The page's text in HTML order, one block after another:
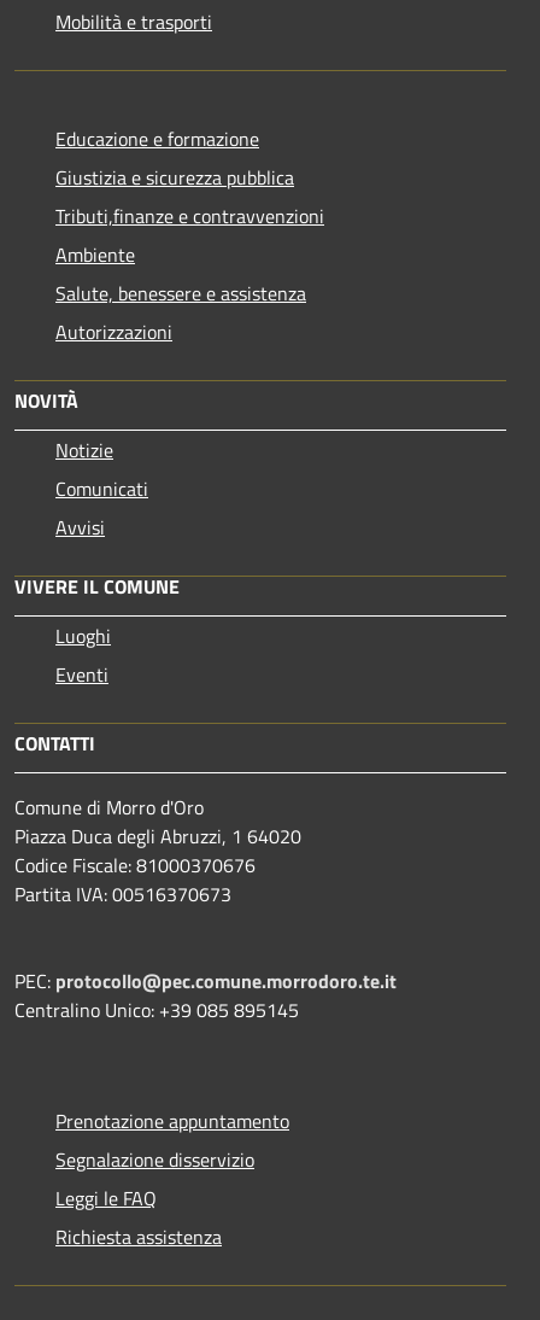
Mobilità e trasporti
Educazione e formazione
Giustizia e sicurezza pubblica
Tributi,finanze e contravvenzioni
Ambiente
Salute, benessere e assistenza
Autorizzazioni
NOVITÀ
Notizie
Comunicati
Avvisi
VIVERE IL COMUNE
Luoghi
Eventi
CONTATTI
Comune di Morro d'Oro
Piazza Duca degli Abruzzi, 1 64020
Codice Fiscale: 81000370676
Partita IVA: 00516370673
PEC: protocollo@pec.comune.morrodoro.te.it
Centralino Unico: +39 085 895145
Prenotazione appuntamento
Segnalazione disservizio
Leggi le FAQ
Richiesta assistenza